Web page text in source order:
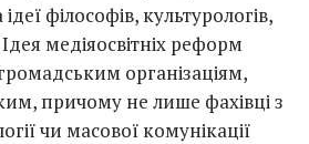
філософів, культурологів,
медіяосвітніх реформ
організаціям,
причому не лише фахівці з
чи масової комунікації